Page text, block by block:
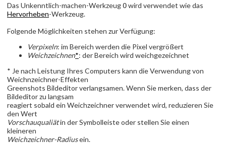
Das Unkenntlich-machen-WerkzeugOwird verwendet wie das
Hervorheben-Werkzeug.
Folgende Möglichkeiten stehen zur Verfügung:
Verpixeln: im Bereich werden die Pixel vergrößert
Weichzeichnen*: der Bereich wird weichgezeichnet
* Je nach Leistung Ihres Computers kann die Verwendung von
Weichnzeichner-Effekten
Greenshots Bildeditor verlangsamen. Wenn Sie merken, dass der
Bildeditor zu langsam
reagiert sobald ein Weichzeichner verwendet wird, reduzieren Sie
den Wert
Vorschauqualiätin der Symbolleiste oder stellen Sie einen
kleineren
Weichzeichner-Radiusein.